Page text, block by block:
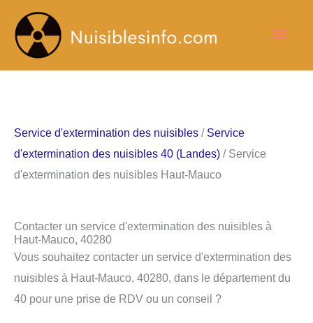
contenu
Service d'extermination des nuisibles / Service
d'extermination des nuisibles 40 (Landes) / Service
d'extermination des nuisibles Haut-Mauco
Contacter un service d'extermination des nuisibles à
Haut-Mauco, 40280
Vous souhaitez contacter un service d'extermination des
nuisibles à Haut-Mauco, 40280, dans le département du
40 pour une prise de RDV ou un conseil ?